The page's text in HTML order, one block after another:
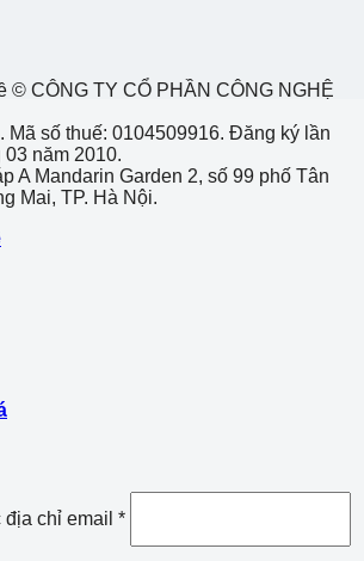
© CÔNG TY CỔ PHẦN CÔNG NGHỆ
Mã số thuế: 0104509916. Đăng ký lần
năm 2010.
A Mandarin Garden 2, số 99 phố Tân
Mai, TP. Hà Nội.
chỉ email *